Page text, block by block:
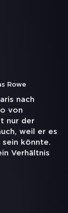
Rowe
nach
von
nur der
weil er es
könnte.
Verhältnis